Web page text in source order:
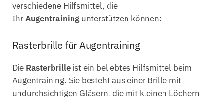
verschiedene Hilfsmittel, die
IhrAugentraining unterstützen können:
Rasterbrille für Augentraining
Die Rasterbrille ist ein beliebtes Hilfsmittel beim
Augentraining. Sie besteht aus einer Brille mit
undurchsichtigen Gläsern, die mit kleinen Löchern